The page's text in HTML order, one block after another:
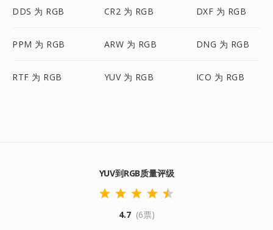
DDS 为 RGB CR2 为 RGB DXF 为 RGB
PPM 为 RGB ARW 为 RGB DNG 为 RGB
RTF 为 RGB YUV 为 RGB ICO 为 RGB
YUV到RGB质量评级
4.7 (6票)